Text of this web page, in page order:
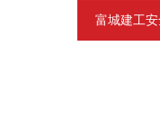
富城建工